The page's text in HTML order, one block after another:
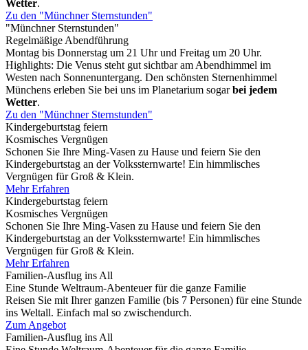
Wetter.
Zu den "Münchner Sternstunden"
"Münchner Sternstunden"
Regelmäßige Abendführung
Montag bis Donnerstag um 21 Uhr und Freitag um 20 Uhr.
Highlights: Die Venus steht gut sichtbar am Abendhimmel im
Westen nach Sonnenuntergang. Den schönsten Sternenhimmel
Münchens erleben Sie bei uns im Planetarium sogarbei jedem
Wetter.
Zu den "Münchner Sternstunden"
Kindergeburtstag feiern
Kosmisches Vergnügen
Schonen Sie Ihre Ming-Vasen zu Hause und feiern Sie den
Kindergeburtstag an der Volkssternwarte! Ein himmlisches
Vergnügen für Groß & Klein.
Mehr Erfahren
Kindergeburtstag feiern
Kosmisches Vergnügen
Schonen Sie Ihre Ming-Vasen zu Hause und feiern Sie den
Kindergeburtstag an der Volkssternwarte! Ein himmlisches
Vergnügen für Groß & Klein.
Mehr Erfahren
Familien-Ausflug ins All
Eine Stunde Weltraum-Abenteuer für die ganze Familie
Reisen Sie mit Ihrer ganzen Familie (bis 7 Personen) für eine Stunde
ins Weltall. Einfach mal so zwischendurch.
Zum Angebot
Familien-Ausflug ins All